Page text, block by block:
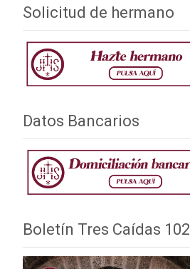
Solicitud de hermano
Datos Bancarios
Boletín Tres Caídas 102